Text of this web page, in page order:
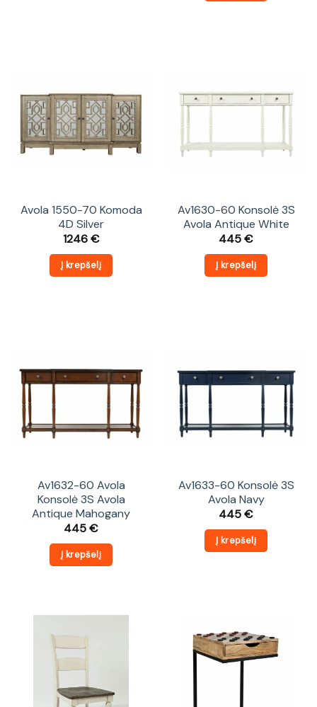
Avola 1550-70 Komoda
4D Silver
1246€
Į krepšelį
Av1630-60 Konsolė 3S
Avola Antique White
445€
Į krepšelį
Av1632-60 Avola
Konsolė 3S Avola
Antique Mahogany
445€
Į krepšelį
Av1633-60 Konsolė 3S
Avola Navy
445€
Į krepšelį